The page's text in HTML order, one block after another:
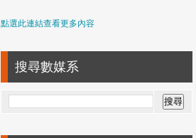
點選此連結查看更多內容
搜尋數媒系